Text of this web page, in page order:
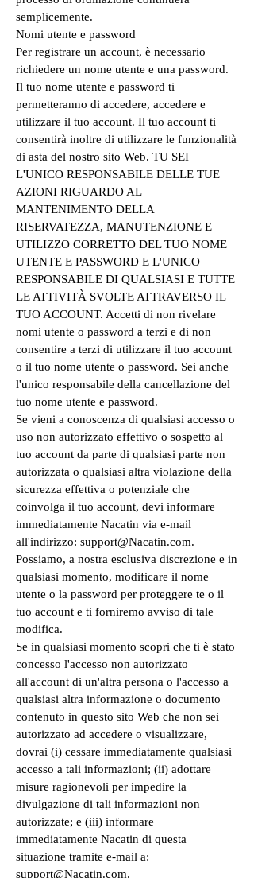
semplicemente.
Nomi utente e password
Per registrare un account, è necessario
richiedere un nome utente e una password.
Il tuo nome utente e password ti
permetteranno di accedere, accedere e
utilizzare il tuo account. Il tuo account ti
consentirà inoltre di utilizzare le funzionalità
di asta del nostro sito Web. TU SEI
L'UNICO RESPONSABILE DELLE TUE
AZIONI RIGUARDO AL
MANTENIMENTO DELLA
RISERVATEZZA, MANUTENZIONE E
UTILIZZO CORRETTO DEL TUO NOME
UTENTE E PASSWORD E L'UNICO
RESPONSABILE DI QUALSIASI E TUTTE
LE ATTIVITÀ SVOLTE ATTRAVERSO IL
TUO ACCOUNT. Accetti di non rivelare
nomi utente o password a terzi e di non
consentire a terzi di utilizzare il tuo account
o il tuo nome utente o password. Sei anche
l'unico responsabile della cancellazione del
tuo nome utente e password.
Se vieni a conoscenza di qualsiasi accesso o
uso non autorizzato effettivo o sospetto al
tuo account da parte di qualsiasi parte non
autorizzata o qualsiasi altra violazione della
sicurezza effettiva o potenziale che
coinvolga il tuo account, devi informare
immediatamente Nacatin via e-mail
all'indirizzo: support@Nacatin.com.
Possiamo, a nostra esclusiva discrezione e in
qualsiasi momento, modificare il nome
utente o la password per proteggere te o il
tuo account e ti forniremo avviso di tale
modifica.
Se in qualsiasi momento scopri che ti è stato
concesso l'accesso non autorizzato
all'account di un'altra persona o l'accesso a
qualsiasi altra informazione o documento
contenuto in questo sito Web che non sei
autorizzato ad accedere o visualizzare,
dovrai (i) cessare immediatamente qualsiasi
accesso a tali informazioni; (ii) adottare
misure ragionevoli per impedire la
divulgazione di tali informazioni non
autorizzate; e (iii) informare
immediatamente Nacatin di questa
situazione tramite e-mail a:
support@Nacatin.com.